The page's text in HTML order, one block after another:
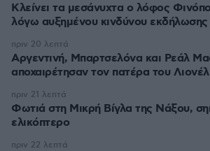
Κλείνει τα μεσάνυχτα ο λόφος
λόγω αυξημένου κινδύνου εκδήλωσης
Αργεντινή, Μπαρτσελόνα και Ρεάλ
αποχαιρέτησαν τον πατέρα του
πριν 20 λεπτά
Φωτιά στη Μικρή Βίγλα της Νάξου,
ελικόπτερο
πριν 21 λεπτά
πριν 22 λεπτά